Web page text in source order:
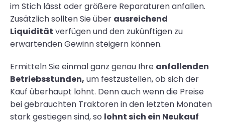
im Stich lässt oder größere Reparaturen anfallen.
Zusätzlich sollten Sie über ausreichend
Liquidität verfügen und den zukünftigen zu
erwartenden Gewinn steigern können.
Ermitteln Sie einmal ganz genau Ihre anfallenden
Betriebsstunden, um festzustellen, ob sich der
Kauf überhaupt lohnt. Denn auch wenn die Preise
bei gebrauchten Traktoren in den letzten Monaten
stark gestiegen sind, so lohnt sich ein Neukauf